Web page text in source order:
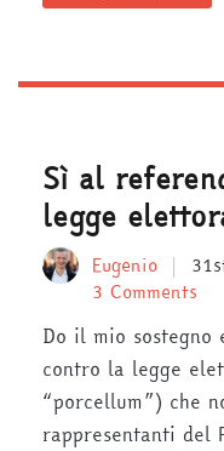
Sì al
legge
Eugenio
3 Comments
Do il mio
contro la legge
“porcellum”) che
rappresentanti del